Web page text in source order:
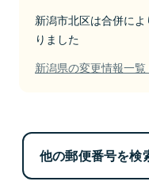
新潟市北区は合併に
りました
新潟県の変更情報一覧
他の郵便番号を検